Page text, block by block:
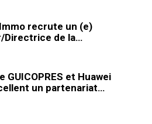
recrute un (e)
Directrice de la…
GUICOPRES et Huawei
un partenariat…